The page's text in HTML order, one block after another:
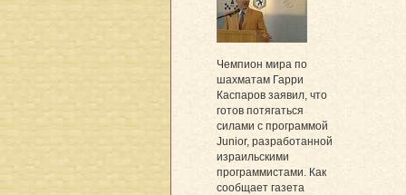
Чемпион мира по
шахматам Гарри
Каспаров заявил, что
готов потягаться
силами с программой
Junior, разработанной
израильскими
программистами. Как
сообщает газета